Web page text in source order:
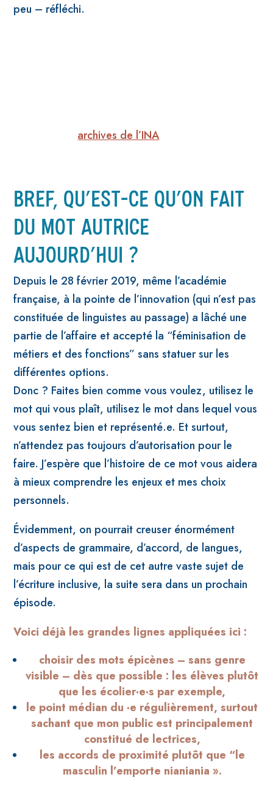
peu – réfléchi.
archives de l’INA
BREF, QU’EST-CE QU’ON FAIT
DU MOT AUTRICE
AUJOURD’HUI ?
Depuis le 28 février 2019, même l’académie
française, à la pointe de l’innovation (qui n’est pas
constituée de linguistes au passage) a lâché une
partie de l’affaire et accepté la “féminisation de
métiers et des fonctions” sans statuer sur les
différentes options.
Donc ? Faites bien comme vous voulez, utilisez le
mot qui vous plaît, utilisez le mot dans lequel vous
vous sentez bien et représenté.e. Et surtout,
n’attendez pas toujours d’autorisation pour le
faire. J’espère que l’histoire de ce mot vous aidera
à mieux comprendre les enjeux et mes choix
personnels.
Évidemment, on pourrait creuser énormément
d’aspects de grammaire, d’accord, de langues,
mais pour ce qui est de cet autre vaste sujet de
l’écriture inclusive, la suite sera dans un prochain
épisode.
Voici déjà les grandes lignes appliquées ici :
choisir des mots épicènes – sans genre
visible – dès que possible : les élèves plutôt
que les écolier·e·s par exemple,
le point médian du ·e régulièrement, surtout
sachant que mon public est principalement
constitué de lectrices,
les accords de proximité plutôt que “le
masculin l’emporte nianiania ».